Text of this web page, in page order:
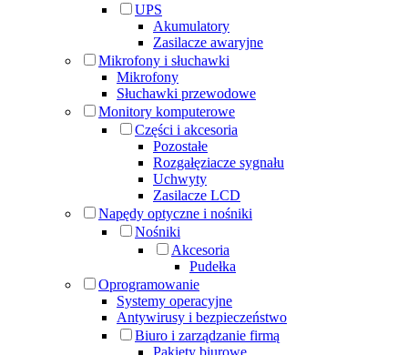
UPS
Akumulatory
Zasilacze awaryjne
Mikrofony i słuchawki
Mikrofony
Słuchawki przewodowe
Monitory komputerowe
Części i akcesoria
Pozostałe
Rozgałęziacze sygnału
Uchwyty
Zasilacze LCD
Napędy optyczne i nośniki
Nośniki
Akcesoria
Pudełka
Oprogramowanie
Systemy operacyjne
Antywirusy i bezpieczeństwo
Biuro i zarządzanie firmą
Pakiety biurowe